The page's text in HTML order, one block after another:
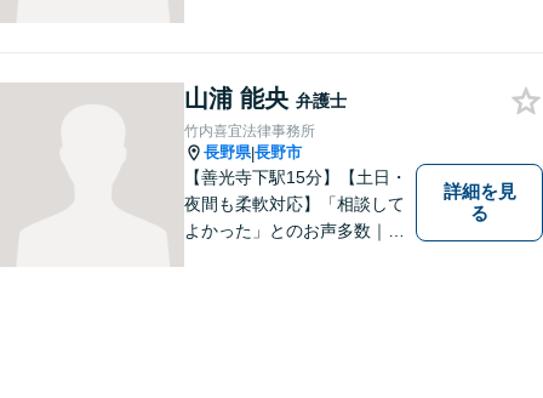
合っています。 できる限り負
担を軽減し、スピーディーな
解決を目指すことを信条とし
ています。
山浦 能央 弁護士
竹内喜宜法律事務所
長野県|長野市
【善光寺下駅15分】【土日・
夜間も柔軟対応】「相談して
よかった」とのお声多数｜交
詳細を見
る